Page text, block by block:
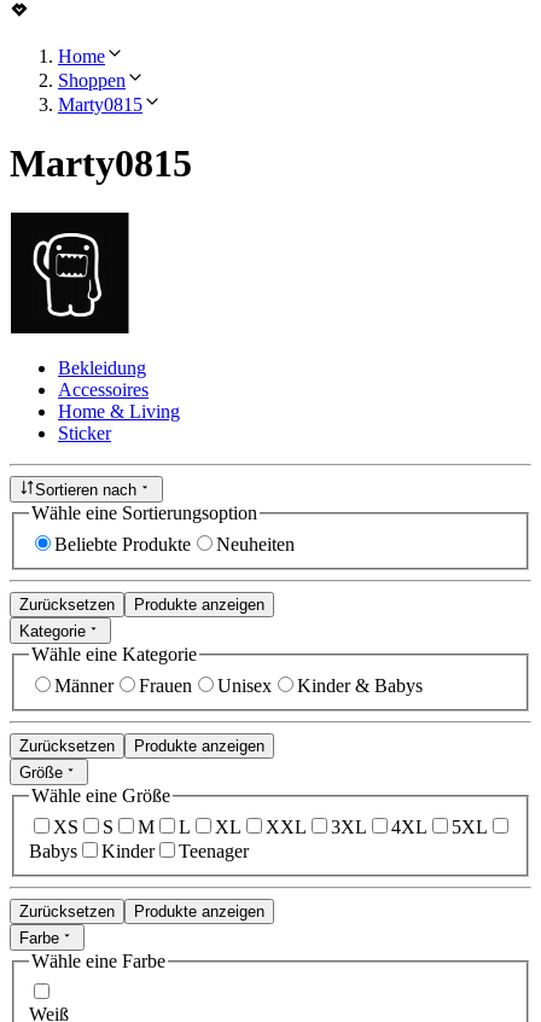
Home
Shoppen
Marty0815
Marty0815
Bekleidung
Accessoires
Home & Living
Sticker
Sortieren nach
Wähle eine Sortierungsoption
Beliebte Produkte
Neuheiten
Zurücksetzen
Produkte anzeigen
Kategorie
Wähle eine Kategorie
Männer
Frauen Unisex Kinder & Babys
Zurücksetzen
Produkte anzeigen
Größe
Wähle eine Größe
XS
S M L XL XXL 3XL 4XL
5XL
Babys
Kinder Teenager
Zurücksetzen
Produkte anzeigen
Farbe
Wähle eine Farbe
Weiß